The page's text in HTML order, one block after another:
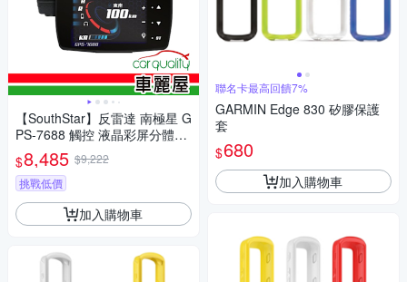
【SouthStar】反雷達 南極星 G
PS-7688 觸控 液晶彩屏分體測
速器 安裝費另計(車麗屋)
$8,485 $9,222
挑戰低價
加入購物車
聯名卡最高回饋7%
GARMIN Edge 830 矽膠保護
套
$680
加入購物車